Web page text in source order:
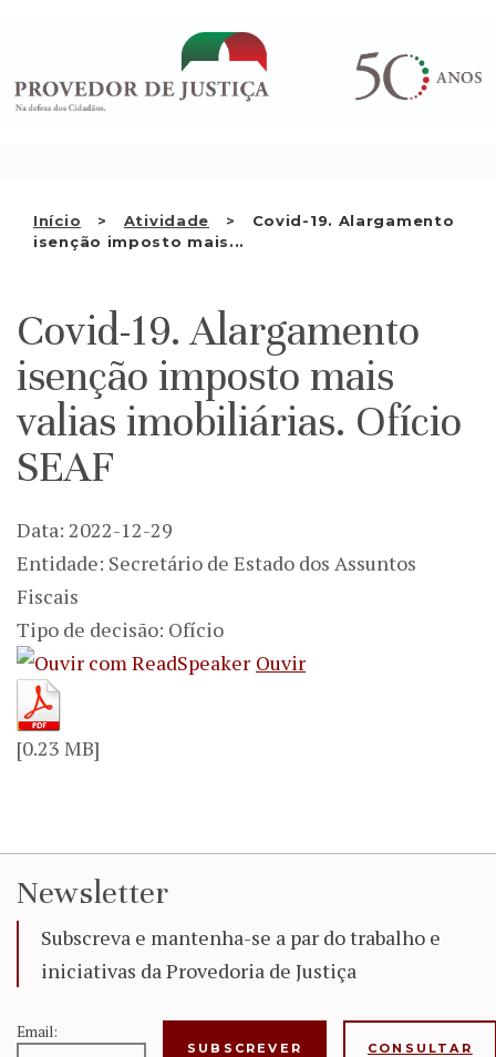
conteúdo
Início Atividade
Covid-19. Alargamento
isenção imposto mais...
QUEM SOMOS
ATIVIDADE
RELAÇÕES INTERNACIONAIS
PT
Covid-19. Alargamento
isenção imposto mais
valias imobiliárias. Ofício
SEAF
Data: 2022-12-29
Entidade: Secretário de Estado dos Assuntos
Fiscais
Tipo de decisão: Ofício
Ouvir
[0.23 MB]
Newsletter
Subscreva e mantenha-se a par do trabalho e
iniciativas da Provedoria de Justiça
Email:
CONSULTAR